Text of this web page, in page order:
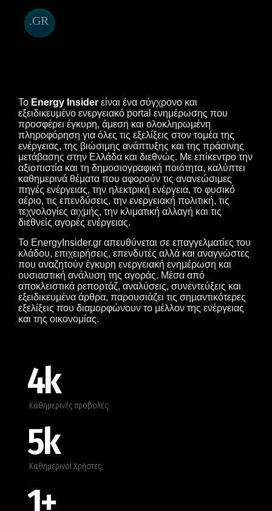
.GR
Το Energy Insider είναι ένα σύγχρονο και
εξειδικευμένο ενεργειακό portal ενημέρωσης που
προσφέρει έγκυρη, άμεση και ολοκληρωμένη
πληροφόρηση για όλες τις εξελίξεις στον τομέα της
ενέργειας, της βιώσιμης ανάπτυξης και της πράσινης
μετάβασης στην Ελλάδα και διεθνώς. Με επίκεντρο την
αξιοπιστία και τη δημοσιογραφική ποιότητα, καλύπτει
καθημερινά θέματα που αφορούν τις ανανεώσιμες
πηγές ενέργειας, την ηλεκτρική ενέργεια, το φυσικό
αέριο, τις επενδύσεις, την ενεργειακή πολιτική, τις
τεχνολογίες αιχμής, την κλιματική αλλαγή και τις
διεθνείς αγορές ενέργειας.
Το EnergyInsider.gr απευθύνεται σε επαγγελματίες του
κλάδου, επιχειρήσεις, επενδυτές αλλά και αναγνώστες
που αναζητούν έγκυρη ενεργειακή ενημέρωση και
ουσιαστική ανάλυση της αγοράς. Μέσα από
αποκλειστικά ρεπορτάζ, αναλύσεις, συνεντεύξεις και
εξειδικευμένα άρθρα, παρουσιάζει τις σημαντικότερες
εξελίξεις που διαμορφώνουν το μέλλον της ενέργειας
και της οικονομίας.
4k
Καθημερινές προβολές
5k
Καθημερινοί Χρήστες